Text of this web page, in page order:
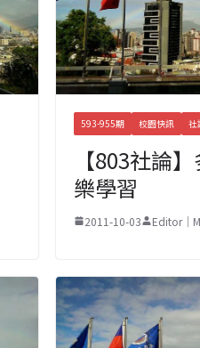
593-955期 校園快訊 社
【803社論
樂學習
2011-10-03 Editor｜